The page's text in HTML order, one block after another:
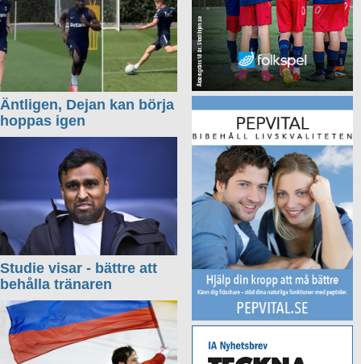
Äntligen, Dejan kan börja
hoppas igen
Studie visar - bättre att
behålla tränaren